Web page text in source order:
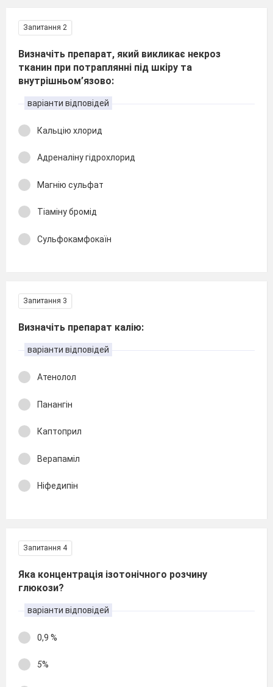
Запитання 2
Визначіть препарат, який викликає некроз
тканин при потраплянні під шкіру та
внутрішньом’язово:
варіанти відповідей
Кальцію хлорид
Адреналіну гідрохлорид
Магнію сульфат
Тіаміну бромід
Сульфокамфокаїн
Запитання 3
Визначіть препарат калію:
варіанти відповідей
Атенолол
Панангін
Каптоприл
Верапаміл
Ніфедипін
Запитання 4
Яка концентрація ізотонічного розчину
глюкози?
варіанти відповідей
0,9 %
5%